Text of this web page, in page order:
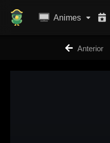
Animes
Anterior